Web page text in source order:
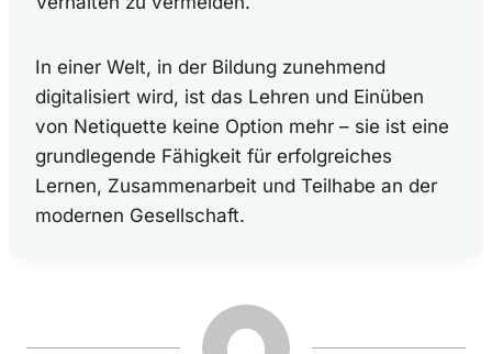
In einer Welt, in der Bildung zunehmend
digitalisiert wird, ist das Lehren und Einüben
von Netiquette keine Option mehr – sie ist eine
grundlegende Fähigkeit für erfolgreiches
Lernen, Zusammenarbeit und Teilhabe an der
modernen Gesellschaft.